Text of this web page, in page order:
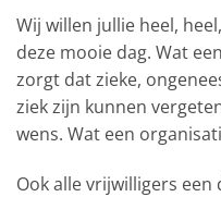
Wij willen jullie heel,
deze mooie dag. Wat
zorgt dat zieke,
ziek zijn kunnen
wens. Wat een
Ook alle vrijwilligers